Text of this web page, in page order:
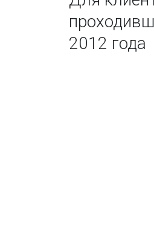
2012 года